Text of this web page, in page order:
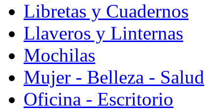
Libretas y Cuadernos
Llaveros y Linternas
Mochilas
Mujer - Belleza - Salud
Oficina - Escritorio